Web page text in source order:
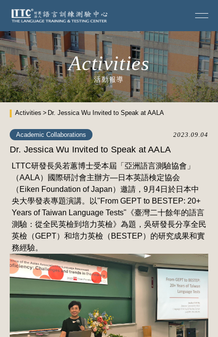
Activities
活動報導
Activities Dr. Jessica Wu Invited to Speak at AALA
Academic Collaborations 2023.09.04
Dr. Jessica Wu Invited to Speak at AALA
LTTC研發長吳若蕙博士受本屆「亞洲語言測驗協會」
（AALA）國際研討會主辦方—日本英語検定協会
（Eiken Foundation of Japan）邀請，9月4日於日本中
央大學發表專題演講。以"From GEPT to BESTEP: 20+
Years of Taiwan Language Tests"《臺灣二十餘年的語言
測驗：從全民英檢到培力英檢》為題，吳研發長分享全民
英檢（GEPT）和培力英檢（BESTEP）的研究成果和實
務經驗。